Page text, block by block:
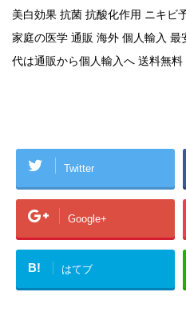
美白効果 抗菌 抗酸化作用 ニキビ
家庭の医学 通販 海外 個人輸入
代は通販から個人輸入へ 送料無
Twitter
Google+
B! はてブ